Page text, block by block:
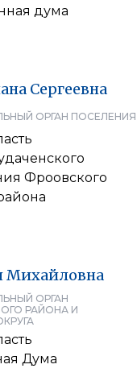
дума
Сергеевна
ОРГАН ПОСЕЛЕНИЯ
Фроовского
Михайловна
ОРГАН
РАЙОНА И
Дума